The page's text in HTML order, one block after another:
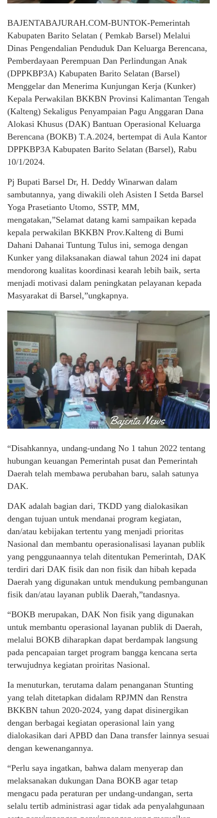
BAJENTABAJURAH.COM-BUNTOK-Pemerintah
Kabupaten Barito Selatan ( Pemkab Barsel) Melalui
Dinas Pengendalian Penduduk Dan Keluarga Berencana,
Pemberdayaan Perempuan Dan Perlindungan Anak
(DPPKBP3A) Kabupaten Barito Selatan (Barsel)
Menggelar dan Menerima Kunjungan Kerja (Kunker)
Kepala Perwakilan BKKBN Provinsi Kalimantan Tengah
(Kalteng) Sekaligus Penyampaian Pagu Anggaran Dana
Alokasi Khusus (DAK) Bantuan Operasional Keluarga
Berencana (BOKB) T.A.2024, bertempat di Aula Kantor
DPPKBP3A Kabupaten Barito Selatan (Barsel), Rabu
10/1/2024.
Pj Bupati Barsel Dr, H. Deddy Winarwan dalam
sambutannya, yang diwakili oleh Asisten I Setda Barsel
Yoga Prasetianto Utomo, SSTP, MM,
mengatakan,”Selamat datang kami sampaikan kepada
kepala perwakilan BKKBN Prov.Kalteng di Bumi
Dahani Dahanai Tuntung Tulus ini, semoga dengan
Kunker yang dilaksanakan diawal tahun 2024 ini dapat
mendorong kualitas koordinasi kearah lebih baik, serta
menjadi motivasi dalam peningkatan pelayanan kepada
Masyarakat di Barsel,”ungkapnya.
“Disahkannya, undang-undang No 1 tahun 2022 tentang
hubungan keuangan Pemerintah pusat dan Pemerintah
Daerah telah membawa perubahan baru, salah satunya
DAK.
DAK adalah bagian dari, TKDD yang dialokasikan
dengan tujuan untuk mendanai program kegiatan,
dan/atau kebijakan tertentu yang menjadi prioritas
Nasional dan membantu operasionalisasi layanan publik
yang penggunaannya telah ditentukan Pemerintah, DAK
terdiri dari DAK fisik dan non fisik dan hibah kepada
Daerah yang digunakan untuk mendukung pembangunan
fisik dan/atau layanan publik Daerah,”tandasnya.
“BOKB merupakan, DAK Non fisik yang digunakan
untuk membantu operasional layanan publik di Daerah,
melalui BOKB diharapkan dapat berdampak langsung
pada pencapaian target program bangga kencana serta
terwujudnya kegiatan proiritas Nasional.
Ia menuturkan, terutama dalam penanganan Stunting
yang telah ditetapkan didalam RPJMN dan Renstra
BKKBN tahun 2020-2024, yang dapat disinergikan
dengan berbagai kegiatan operasional lain yang
dialokasikan dari APBD dan Dana transfer lainnya sesuai
dengan kewenangannya.
“Perlu saya ingatkan, bahwa dalam menyerap dan
melaksanakan dukungan Dana BOKB agar tetap
mengacu pada peraturan per undang-undangan, serta
selalu tertib administrasi agar tidak ada penyalahgunaan